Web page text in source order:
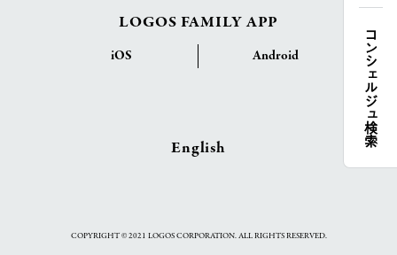
コンシェルジュ検索
LOGOS FAMILY APP
iOS Android
English
COPYRIGHT © 2021 LOGOS CORPORATION. ALL RIGHTS RESERVED.